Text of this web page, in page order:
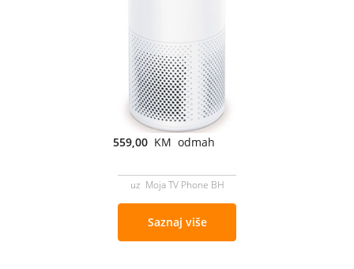
559,00 KM odmah
uz Moja TV Phone BH
Saznaj više